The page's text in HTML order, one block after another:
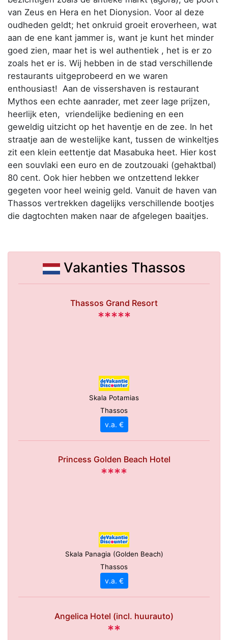
van Zeus en Hera en het Dionysion. Voor al deze
oudheden geldt; het onkruid groeit eroverheen, wat
aan de ene kant jammer is, want je kunt het minder
goed zien, maar het is wel authentiek , het is er zo
zoals het er is. Wij hebben in de stad verschillende
restaurants uitgeprobeerd en we waren
enthousiast! Aan de vissershaven is restaurant
Mythos een echte aanrader, met zeer lage prijzen,
heerlijk eten, vriendelijke bediening en een
geweldig uitzicht op het haventje en de zee. In het
straatje aan de westelijke kant, tussen de winkeltjes
zit een klein eettentje dat Masabuka heet. Hier kost
een souvlaki een euro en de zoutzouaki (gehaktbal)
80 cent. Ook hier hebben we ontzettend lekker
gegeten voor heel weinig geld. Vanuit de haven van
Thassos vertrekken dagelijks verschillende bootjes
die dagtochten maken naar de afgelegen baaitjes.
Vakanties Thassos
Thassos Grand Resort
*****
Skala Potamias
Thassos
v.a. €
Princess Golden Beach Hotel
****
Skala Panagia (Golden Beach)
Thassos
v.a. €
Angelica Hotel (incl. huurauto)
**